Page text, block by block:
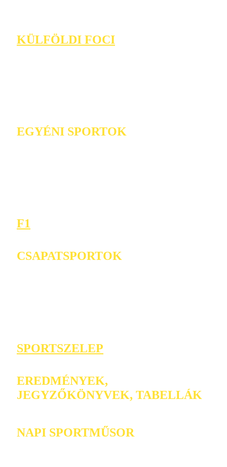
KÜLFÖLDI FOCI
EGYÉNI SPORTOK
F1
CSAPATSPORTOK
SPORTSZELEP
EREDMÉNYEK,
JEGYZŐKÖNYVEK, TABELLÁK
NAPI SPORTMŰSOR